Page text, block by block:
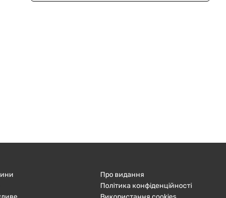
Про видання
Політика конфіденційності